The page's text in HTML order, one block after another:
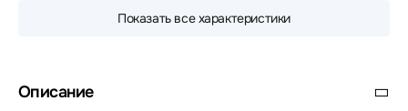
Показать все характеристики
Описание